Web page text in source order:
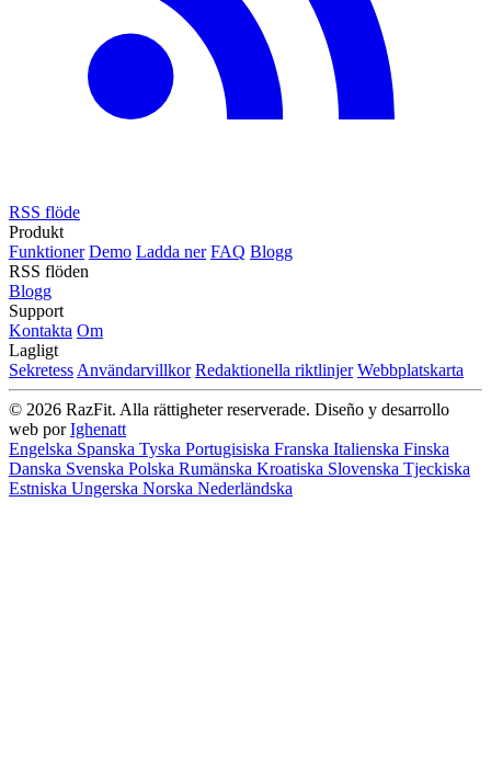
RSS flöde
Produkt
Funktioner Demo Ladda ner FAQ Blogg
RSS flöden
Blogg
Support
Kontakta Om
Lagligt
Sekretess Användarvillkor Redaktionella riktlinjer Webbplatskarta
© 2026 RazFit. Alla rättigheter reserverade. Diseño y desarrollo
web porIghenatt
Engelska Spanska Tyska Portugisiska Franska Italienska Finska
Danska Svenska Polska Rumänska Kroatiska Slovenska Tjeckiska
Estniska Ungerska Norska Nederländska